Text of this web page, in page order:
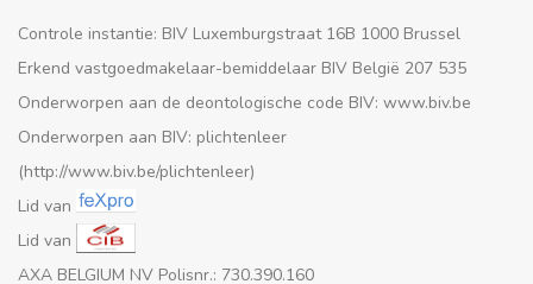
Controle instantie: BIV Luxemburgstraat 16B 1000 Brussel
Erkend vastgoedmakelaar-bemiddelaar BIV België 207 535
Onderworpen aan de deontologische code BIV: www.biv.be
Onderworpen aan BIV: plichtenleer
(http://www.biv.be/plichtenleer)
Lid van
Lid van
AXA BELGIUM NV Polisnr.: 730.390.160